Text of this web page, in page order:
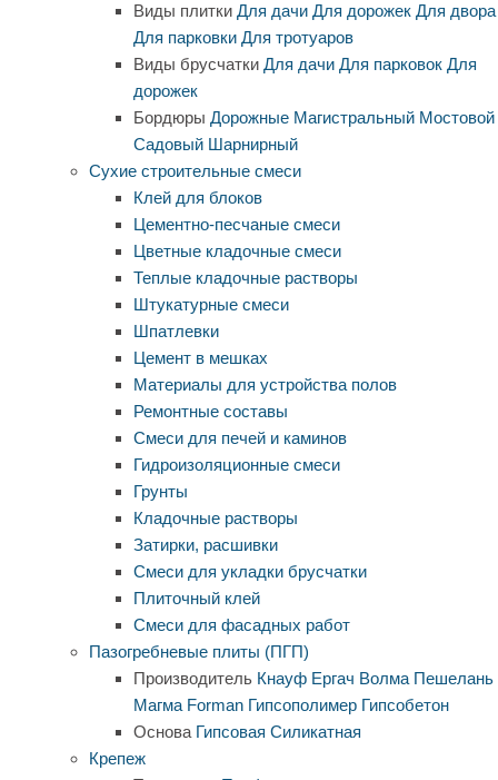
Виды плитки Для дачи Для дорожек Для двора
Для парковки Для тротуаров
Виды брусчатки Для дачи Для парковок Для
дорожек
Бордюры Дорожные Магистральный Мостовой
Садовый Шарнирный
Сухие строительные смеси
Клей для блоков
Цементно-песчаные смеси
Цветные кладочные смеси
Теплые кладочные растворы
Штукатурные смеси
Шпатлевки
Цемент в мешках
Материалы для устройства полов
Ремонтные составы
Смеси для печей и каминов
Гидроизоляционные смеси
Грунты
Кладочные растворы
Затирки, расшивки
Смеси для укладки брусчатки
Плиточный клей
Смеси для фасадных работ
Пазогребневые плиты (ПГП)
Производитель Кнауф Ергач Волма Пешелань
Магма Forman Гипсополимер Гипсобетон
Основа Гипсовая Силикатная
Крепеж